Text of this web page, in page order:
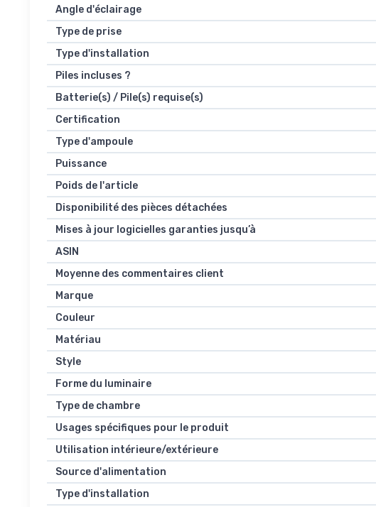
Angle d'éclairage
Type de prise
Type d'installation
Piles incluses ?
Batterie(s) / Pile(s) requise(s)
Certification
Type d'ampoule
Puissance
Poids de l'article
Disponibilité des pièces détachées
Mises à jour logicielles garanties jusqu’à
ASIN
Moyenne des commentaires client
Marque
Couleur
Matériau
Style
Forme du luminaire
Type de chambre
Usages spécifiques pour le produit
Utilisation intérieure/extérieure
Source d'alimentation
Type d'installation